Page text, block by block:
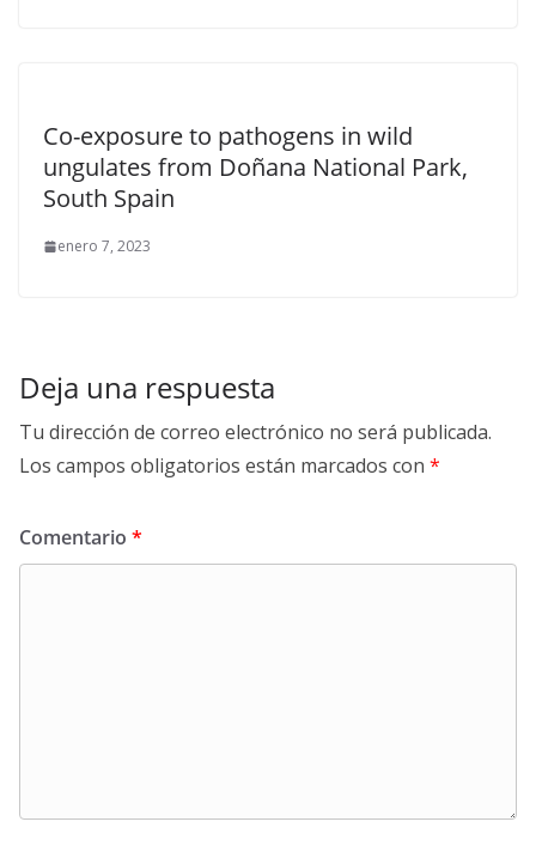
Co-exposure to pathogens in wild
ungulates from Doñana National Park,
South Spain
enero 7, 2023
Deja una respuesta
Tu dirección de correo electrónico no será publicada.
Los campos obligatorios están marcados con *
Comentario *